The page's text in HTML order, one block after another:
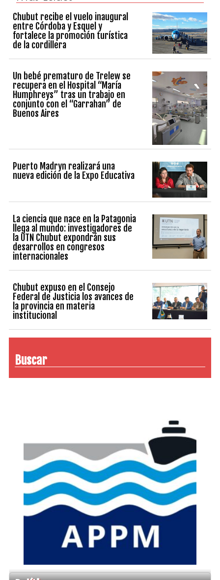
Chubut recibe el vuelo inaugural
entre Córdoba y Esquel y
fortalece la promoción turística
de la cordillera
Un bebé prematuro de Trelew se
recupera en el Hospital “María
Humphreys” tras un trabajo en
conjunto con el “Garrahan” de
Buenos Aires
Puerto Madryn realizará una
nueva edición de la Expo Educativa
La ciencia que nace en la Patagonia
llega al mundo: investigadores de
la UTN Chubut expondrán sus
desarrollos en congresos
internacionales
Chubut expuso en el Consejo
Federal de Justicia los avances de
la provincia en materia
institucional
Buscar